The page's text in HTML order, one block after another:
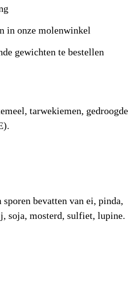
in onze molenwinkel
gewichten te bestellen
tarwekiemen, gedroogde
bevatten van ei, pinda,
soja, mosterd, sulfiet, lupine.